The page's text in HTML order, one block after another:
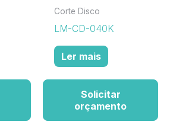
Corte Disco
LM-CD-040K
Ler mais
Solicitar
orçamento